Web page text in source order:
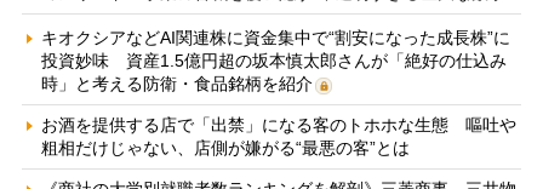
キオクシアなどAI関連株に資金集中で“割安になった成長株”に
投資妙味 資産1.5億円超の坂本慎太郎さんが「絶好の仕込み
時」と考える防衛・食品銘柄を紹介
お酒を提供する店で「出禁」になる客のトホホな生態 嘔吐や
粗相だけじゃない、店側が嫌がる“最悪の客”とは